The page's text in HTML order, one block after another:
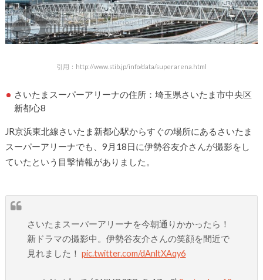
引用：http://www.stib.jp/info/data/superarena.html
さいたまスーパーアリーナの住所：埼玉県さいたま市中央区
新都心8
JR京浜東北線さいたま新都心駅からすぐの場所にあるさいたま
スーパーアリーナでも、9月18日に伊勢谷友介さんが撮影をし
ていたという目撃情報がありました。
さいたまスーパーアリーナを今朝通りかかったら！
新ドラマの撮影中。伊勢谷友介さんの笑顔を間近で
見れました！pic.twitter.com/dAnltXAqy6